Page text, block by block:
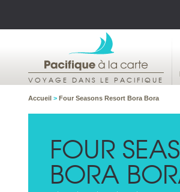
VOYAGE DANS LE PACIFIQUE
Accueil > Four Seasons Resort Bora Bora
FOUR
BORA